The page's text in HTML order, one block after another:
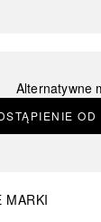
Alternatywne
OD
MARKI